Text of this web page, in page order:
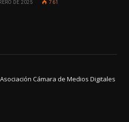
DE 2025 761
Cámara de Medios Digitales